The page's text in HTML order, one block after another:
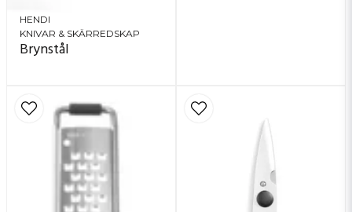
HENDI
KNIVAR & SKÄRREDSKAP
Brynstål